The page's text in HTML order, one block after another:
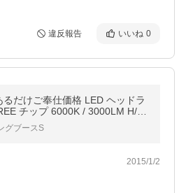
違反報告 いいね 0
るだけご奉仕価格 LED ヘッドラ
チップ 6000K / 3000LM H/L
グブースS
2015/1/2